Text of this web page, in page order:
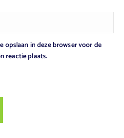
opslaan in deze browser voor de
reactie plaats.